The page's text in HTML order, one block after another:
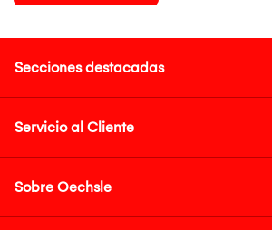
Secciones destacadas
Servicio al Cliente
Sobre Oechsle